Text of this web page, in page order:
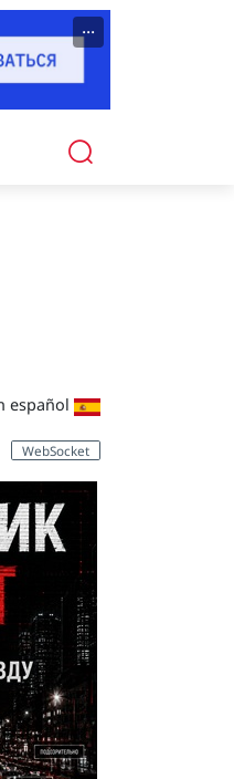
···
español
WebSocket